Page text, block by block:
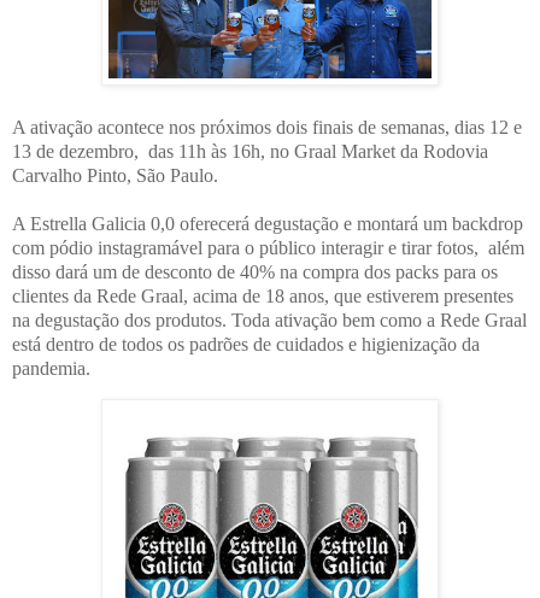
A ativação acontece nos próximos dois finais de semanas, dias 12 e
13 de dezembro, das 11h às 16h, no Graal Market da Rodovia
Carvalho Pinto, São Paulo.
A Estrella Galicia 0,0 oferecerá degustação e montará um backdrop
com pódio instagramável para o público interagir e tirar fotos, além
disso dará um de desconto de 40% na compra dos packs para os
clientes da Rede Graal, acima de 18 anos, que estiverem presentes
na degustação dos produtos. Toda ativação bem como a Rede Graal
está dentro de todos os padrões de cuidados e higienização da
pandemia.